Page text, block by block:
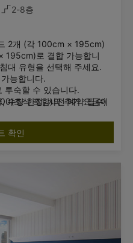
2-8층
2개 (각 100cm × 195cm)
195cm)로 결합 가능합니
대 유형을 선택해 주세요.
수량 한정, 사전 예약 필수)
능합니다.
투숙할 수 있습니다.
조식 포함)의 추가 요금이
에 호텔로 알려주시기 바랍니
확인